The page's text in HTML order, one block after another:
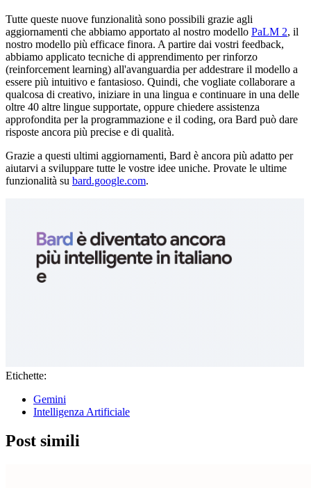
Tutte queste nuove funzionalità sono possibili grazie agli
aggiornamenti che abbiamo apportato al nostro modello PaLM 2, il
nostro modello più efficace finora. A partire dai vostri feedback,
abbiamo applicato tecniche di apprendimento per rinforzo
(reinforcement learning) all'avanguardia per addestrare il modello a
essere più intuitivo e fantasioso. Quindi, che vogliate collaborare a
qualcosa di creativo, iniziare in una lingua e continuare in una delle
oltre 40 altre lingue supportate, oppure chiedere assistenza
approfondita per la programmazione e il coding, ora Bard può dare
risposte ancora più precise e di qualità.
Grazie a questi ultimi aggiornamenti, Bard è ancora più adatto per
aiutarvi a sviluppare tutte le vostre idee uniche. Provate le ultime
funzionalità su bard.google.com.
Etichette:
Gemini
Intelligenza Artificiale
Post simili